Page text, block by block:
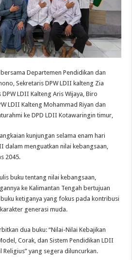
Departemen Pendidikan dan
Sekretaris DPW LDII kalteng Zia
LDII Kalteng Aris Wijaya, Biro
LDII Kalteng Mohammad Riyan dan
ke DPD LDII Kotawaringin timur,
kunjungan selama enam hari
dalam menguatkan nilai kebangsaan,
2045.
buku tentang nilai kebangsaan,
ke Kalimantan Tengah bertujuan
ketiganya yang fokus pada kontribusi
generasi muda.
dua buku: “Nilai-Nilai Kebajikan
Corak, dan Sistem Pendidikan LDII
yang segera diluncurkan.